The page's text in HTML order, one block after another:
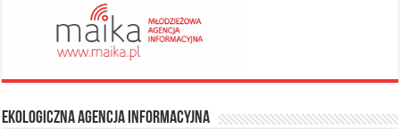
Ekologiczna Agencja Informacyjna